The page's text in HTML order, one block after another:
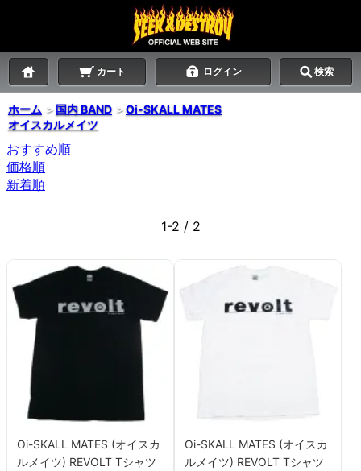
カート ログイン 検索
ホーム ＞国内 BAND ＞Oi-SKALL MATES
オイスカルメイツ
おすすめ順
価格順
新着順
1-2 / 2
Oi-SKALL MATES (オイスカ
ルメイツ) REVOLT Tシャツ
Oi-SKALL MATES (オイスカ
ルメイツ) REVOLT Tシャツ